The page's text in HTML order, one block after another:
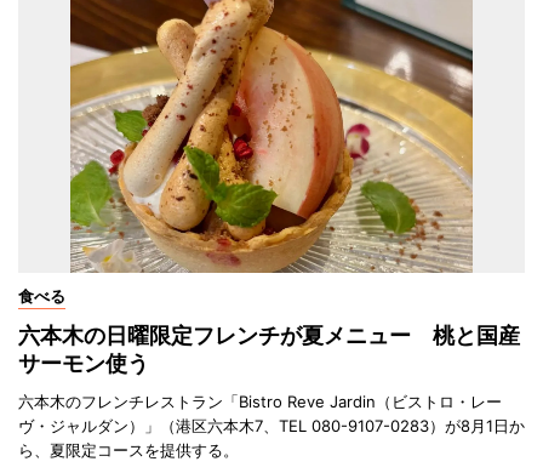
食べる
六本木の日曜限定フレンチが夏メニュー 桃と国産
サーモン使う
六本木のフレンチレストラン「Bistro Reve Jardin（ビストロ・レー
ヴ・ジャルダン）」（港区六本木7、TEL 080-9107-0283）が8月1日か
ら、夏限定コースを提供する。